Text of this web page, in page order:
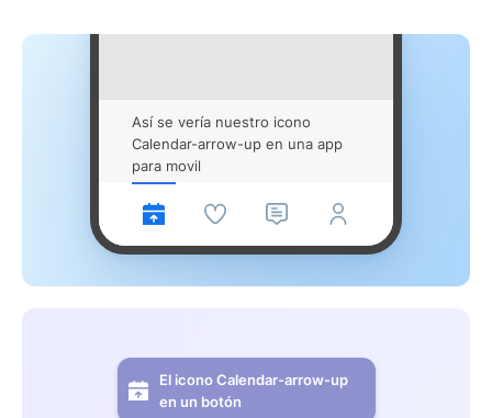
Así se vería nuestro icono
Calendar-arrow-up en una app
para movil
El icono Calendar-arrow-up
en un botón